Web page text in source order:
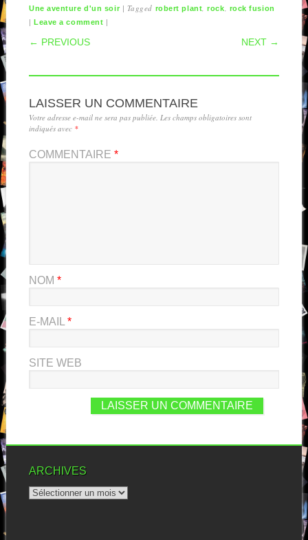
Une aventure d'un soir | Tagged robert plant ,rock rock fusion
|Leave a comment |
POST NAVIGATION
← PREVIOUS NEXT →
LAISSER UN COMMENTAIRE
Votre adresse e-mail ne sera pas publiée. Les champs obligatoires sont
indiqués avec *
COMMENTAIRE *
NOM *
E-MAIL *
SITE WEB
ARCHIVES